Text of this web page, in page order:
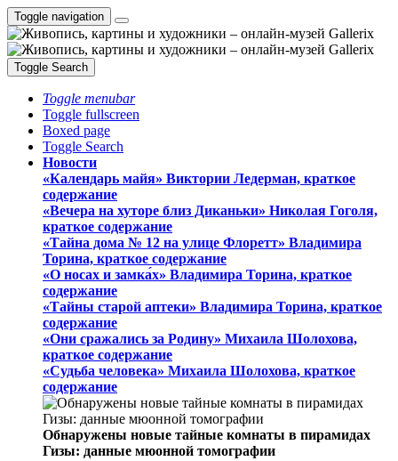
Toggle navigation
Toggle Search
Toggle menubar
Toggle fullscreen
Boxed page
Toggle Search
Новости
«Календарь майя» Виктории Ледерман, краткое
содержание
«Вечера на хуторе близ Диканьки» Николая Гоголя,
краткое содержание
«Тайна дома № 12 на улице Флоретт» Владимира
Торина, краткое содержание
«О носах и замка́х» Владимира Торина, краткое
содержание
«Тайны старой аптеки» Владимира Торина, краткое
содержание
«Они сражались за Родину» Михаила Шолохова,
краткое содержание
«Судьба человека» Михаила Шолохова, краткое
содержание
Обнаружены новые тайные комнаты в пирамидах
Гизы: данные мюонной томографии